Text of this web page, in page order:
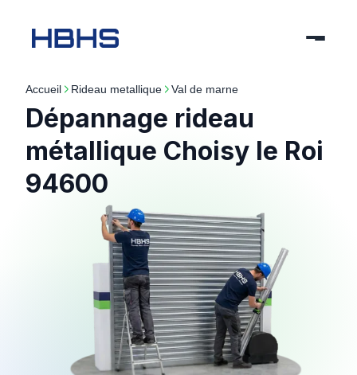
Accueil rideau metallique val de marne
Dépannage rideau
métallique Choisy le Roi
94600